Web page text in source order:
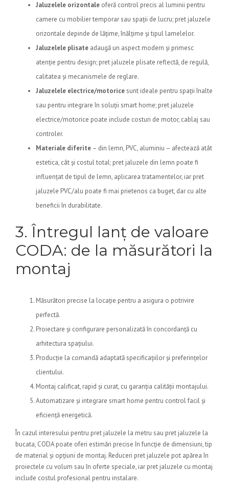
Jaluzelele orizontale oferă control precis al luminii pentru
camere cu mobilier temporar sau spații de lucru; pret jaluzele
orizontale depinde de lățime, înălțime și tipul lamelelor.
Jaluzelele plisate adaugă un aspect modern și primesc
atenție pentru design; pret jaluzele plisate reflectă, de regulă,
calitatea și mecanismele de reglare.
Jaluzelele electrice/motoricesunt ideale pentru spații înalte
sau pentru integrare în soluții smart home; pret jaluzele
electrice/motorice poate include costuri de motor, cablaj sau
controler.
Materiale diferite – din lemn, PVC, aluminiu – afectează atât
estetica, cât și costul total; pret jaluzele din lemn poate fi
influențat de tipul de lemn, aplicarea tratamentelor, iar pret
jaluzele PVC/alu poate fi mai prietenos ca buget, dar cu alte
beneficii în durabilitate.
3. Întregul lanț de valoare
CODA: de la măsurători la
montaj
Măsurători precise la locație pentru a asigura o potrivire
perfectă.
Proiectare și configurare personalizată în concordanță cu
arhitectura spațiului.
Producție la comandă adaptată specificațiilor și preferințelor
clientului.
Montaj calificat, rapid și curat, cu garanția calității montajului.
Automatizare și integrare smart home pentru control facil și
eficiență energetică.
În cazul interesului pentru pret jaluzele la metru sau pret jaluzele la
bucata, CODA poate oferi estimări precise în funcție de dimensiuni, tip
de material și opțiuni de montaj. Reduceri pret jaluzele pot apărea în
proiectele cu volum sau în oferte speciale, iar pret jaluzele cu montaj
include costul profesional pentru instalare.